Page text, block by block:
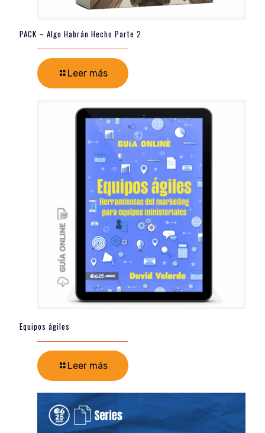
PACK – Algo Habrán Hecho Parte 2
Leer más
Equipos ágiles
Leer más